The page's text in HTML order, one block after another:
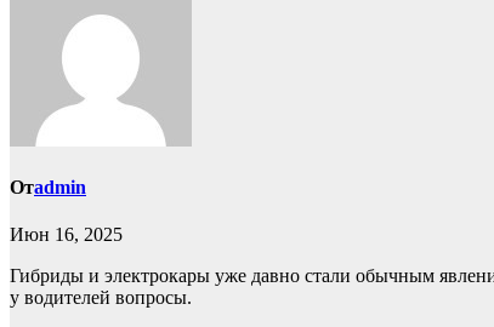
Отadmin
Июн 16, 2025
Гибриды и электрокары уже давно стали обычным
у водителей вопросы.